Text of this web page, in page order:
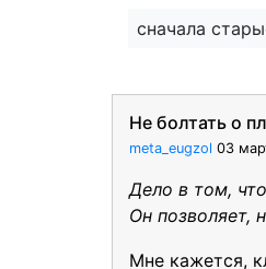
сначала
Не болтать о
meta_eugzol 03
Дело в том,
Он позволяет,
Мне кажется,